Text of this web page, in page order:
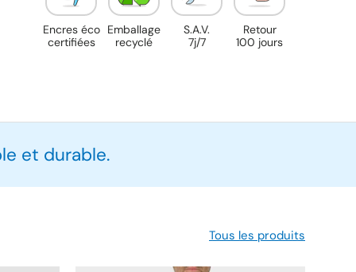
Encres éco
certifiées
Emballage
recyclé
S.A.V.
7j/7
Retour
100 jours
et durable.
Tous les produits